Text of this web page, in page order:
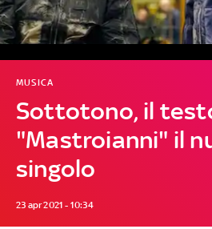
Sottotono, il
"Mastroianni" il
singolo
MUSICA
23 apr 2021 - 10:34